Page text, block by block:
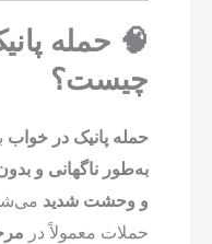
🧠 حمله
چیست؟
حمله پانیک در خواب
به‌طور ناگهانی و
و وحشت شدید
حملات معمولاً در